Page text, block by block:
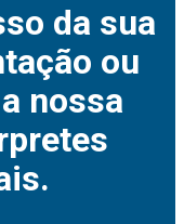
da sua
ou
nossa